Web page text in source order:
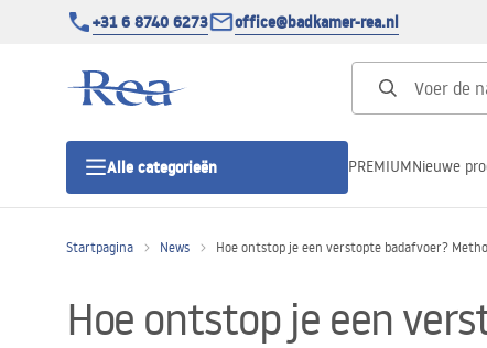
+31 6 8740 6273 office@badkamer-rea.nl
Alle categorieën
Douchedeur
PREMIUMNieuwe
Startpagina News Hoe ontstop je een verstopte badafvoer?
Hoe ontstop je een